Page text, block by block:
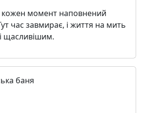
кожен момент наповнений
час завмирає, і життя на мить
щасливішим.
баня